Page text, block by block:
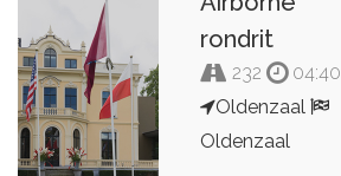
rondrit
232
04:40
Oldenzaal
Oldenzaal